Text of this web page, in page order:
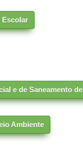
Escolar
e de Saneamento
Ambiente